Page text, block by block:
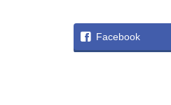
Facebook